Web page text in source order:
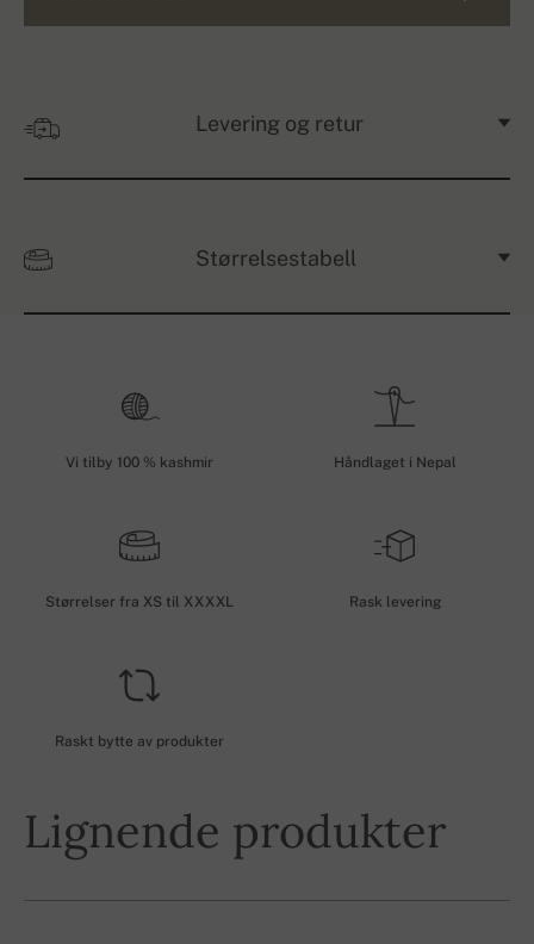
Levering og retur
Størrelsestabell
Vi tilby 100 % kashmir Håndlaget i Nepal
Størrelser fra XS til XXXXL Rask levering
Raskt bytte av produkter
Lignende produkter